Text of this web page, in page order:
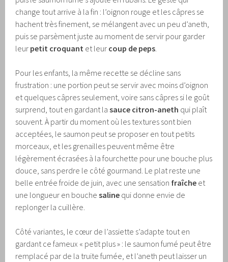
change tout arrive à la fin : l’oignon rouge et les câpres se
hachent très finement, se mélangent avec un peu d’aneth,
puis se parsèment juste au moment de servir pour garder
leur petit croquant et leur coup de peps.
Pour les enfants, la même recette se décline sans
frustration : une portion peut se servir avec moins d’oignon
et quelques câpres seulement, voire sans câpres si le goût
surprend, tout en gardant lasauce citron-aneth qui plaît
souvent. À partir du moment où les textures sont bien
acceptées, le saumon peut se proposer en tout petits
morceaux, et les grenailles peuvent même être
légèrement écrasées à la fourchette pour une bouche plus
douce, sans perdre le côté gourmand. Le plat reste une
belle entrée froide de juin, avec une sensation fraîche et
une longueur en bouchesaline qui donne envie de
replonger la cuillère.
Côté variantes, le cœur de l’assiette s’adapte tout en
gardant ce fameux « petit plus » : le saumon fumé peut être
remplacé par de la truite fumée, et l’aneth peut laisser un